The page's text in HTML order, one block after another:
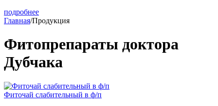
подробнее
Главная/Продукция
Фитопрепараты доктора
Дубчака
Фиточай слабительный в ф/п